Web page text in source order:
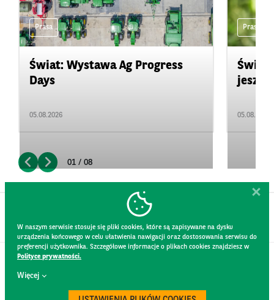
Prasa
Świat: Wystawa Ag Progress
Days
05.08.2026
Prasa
Świat:
05.08.2026
01 / 08
W naszym serwisie stosuje się pliki cookies, które są zapisywane na dysku
urządzenia końcowego w celu ułatwienia nawigacji oraz dostosowania serwisu do
preferencji użytkownika. Szczegółowe informacje o plikach cookies znajdziesz w
Polityce prywatności.
Więcej
KONTAKT
REGULAMIN STRONY
POLITYKA PRYWATNOŚCI